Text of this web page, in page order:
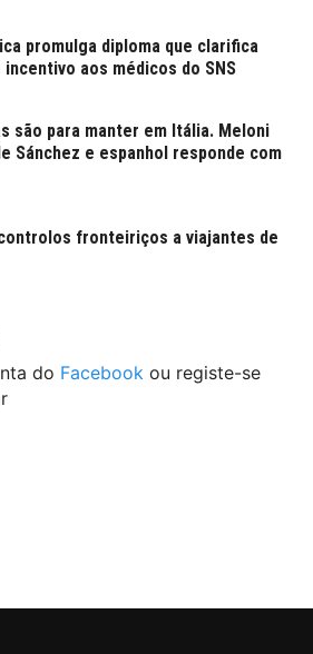
promulga diploma que clarifica
aos médicos do SNS
são para manter em Itália. Meloni
Sánchez e espanhol responde com
fronteiriços a viajantes de
do Facebook ou registe-se